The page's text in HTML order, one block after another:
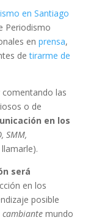
en Santiago
Periodismo
en prensa,
detirarme de
las
o de
en los
SMM,
será
en los
posible
mundo